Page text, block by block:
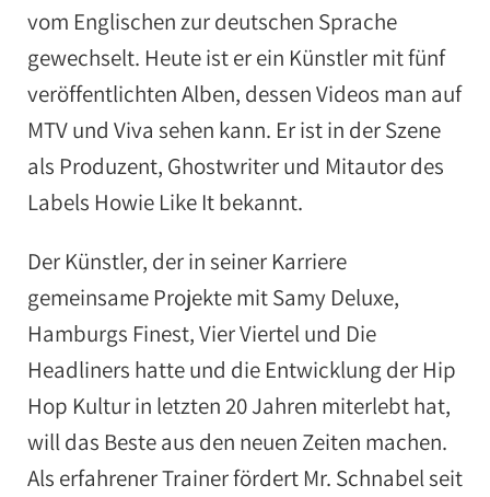
vom Englischen zur deutschen Sprache
gewechselt. Heute ist er ein Künstler mit fünf
veröffentlichten Alben, dessen Videos man auf
MTV und Viva sehen kann. Er ist in der Szene
als Produzent, Ghostwriter und Mitautor des
Labels Howie Like It bekannt.
Der Künstler, der in seiner Karriere
gemeinsame Projekte mit Samy Deluxe,
Hamburgs Finest, Vier Viertel und Die
Headliners hatte und die Entwicklung der Hip
Hop Kultur in letzten 20 Jahren miterlebt hat,
will das Beste aus den neuen Zeiten machen.
Als erfahrener Trainer fördert Mr. Schnabel seit